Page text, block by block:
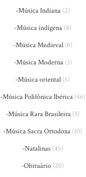
-Música Indiana(2)
-Música indígena(8)
-Música Medieval(8)
-Música Moderna(3)
-Música oriental (5)
-Música Polifônica Ibérica(46)
-Música Rara Brasileira (3)
-Música Sacra Ortodoxa (10)
-Natalinas(45)
-Obituário (20)